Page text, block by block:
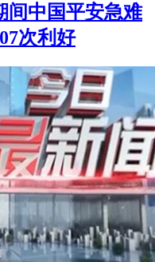
间中国平安急难
次利好